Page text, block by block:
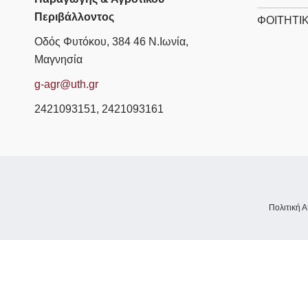
Περιβάλλοντος
Οδός Φυτόκου, 384 46 Ν.Ιωνία,
Μαγνησία
g-agr@uth.gr
2421093151, 2421093161
Πολιτική